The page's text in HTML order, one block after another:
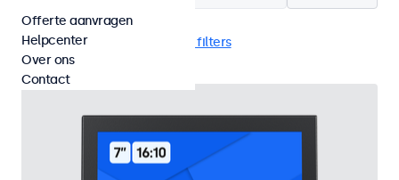
Inbouw EN50155 Wis alle filters
Offerte aanvragen
Helpcenter
Over ons
Contact